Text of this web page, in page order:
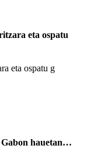
eta ospatu
eta ospatu g
Gabon hauetan…